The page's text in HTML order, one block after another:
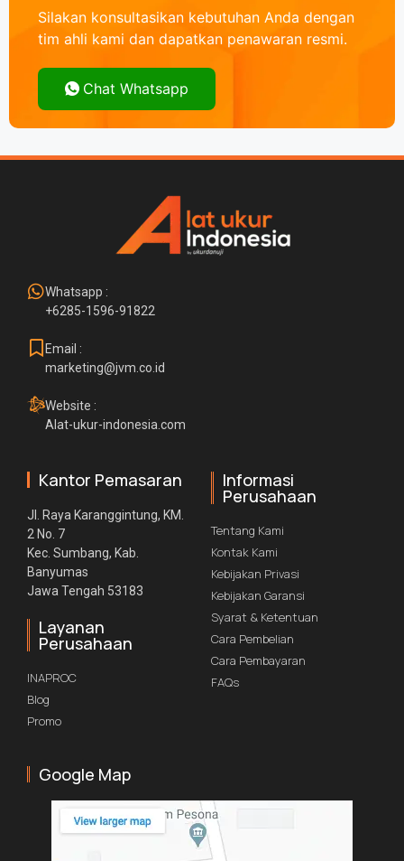
Silakan konsultasikan kebutuhan Anda dengan
tim ahli kami dan dapatkan penawaran resmi.
Chat Whatsapp
Whatsapp :
+6285-1596-91822
Email :
marketing@jvm.co.id
Website :
Alat-ukur-indonesia.com
Kantor Pemasaran
Jl. Raya Karanggintung, KM.
2 No. 7
Kec. Sumbang, Kab.
Banyumas
Jawa Tengah 53183
Layanan
Perusahaan
INAPROC
Blog
Promo
Informasi
Perusahaan
Tentang Kami
Kontak Kami
Kebijakan Privasi
Kebijakan Garansi
Syarat & Ketentuan
Cara Pembelian
Cara Pembayaran
FAQs
Google Map